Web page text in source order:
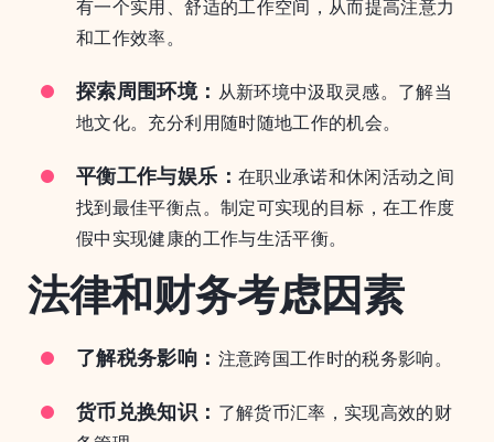
有一个实用、舒适的工作空间，从而提高注意力
和工作效率。
探索周围环境： 从新环境中汲取灵感。了解当
地文化。充分利用随时随地工作的机会。
平衡工作与娱乐： 在职业承诺和休闲活动之间
找到最佳平衡点。制定可实现的目标，在工作度
假中实现健康的工作与生活平衡。
法律和财务考虑因素
了解税务影响： 注意跨国工作时的税务影响。
货币兑换知识： 了解货币汇率，实现高效的财